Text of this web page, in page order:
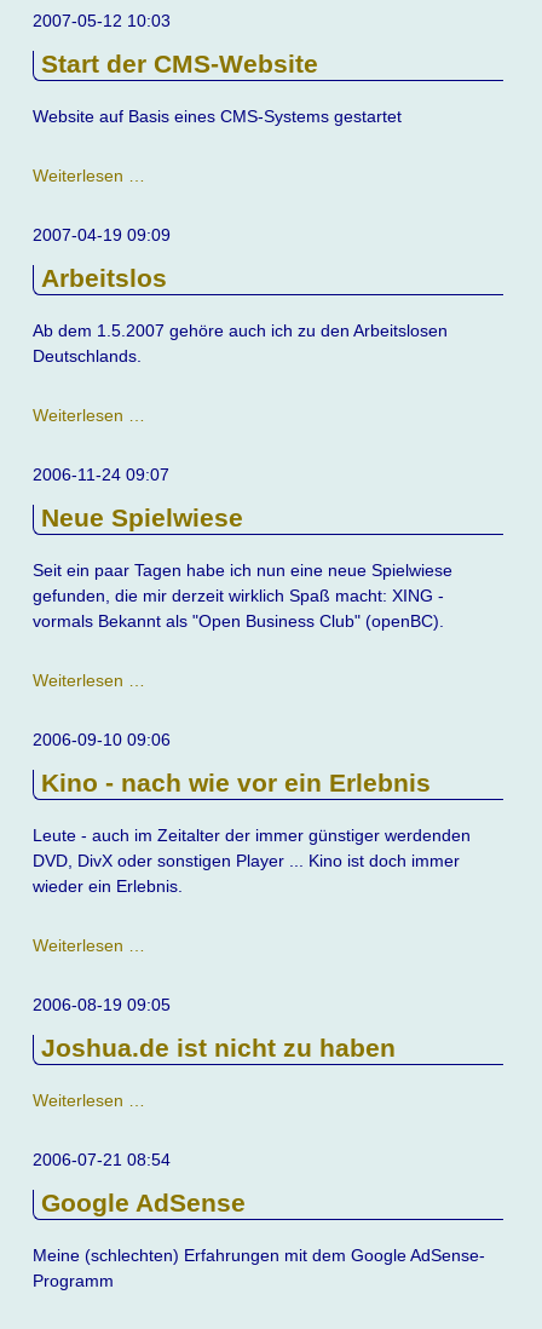
geht
!
2007-05-12 10:03
Start der CMS-Website
Website auf Basis eines CMS-Systems gestartet
Weiterlesen …
CMS-
2007-04-19 09:09
Arbeitslos
Ab dem 1.5.2007 gehöre auch ich zu den Arbeitslosen
Deutschlands.
Weiterlesen …
2006-11-24 09:07
Neue Spielwiese
Seit ein paar Tagen habe ich nun eine neue Spielwiese
gefunden, die mir derzeit wirklich Spaß macht: XING -
vormals Bekannt als "Open Business Club" (openBC).
Weiterlesen …
2006-09-10 09:06
Kino - nach wie vor ein Erlebnis
Leute - auch im Zeitalter der immer günstiger werdenden
DVD, DivX oder sonstigen Player ... Kino ist doch immer
wieder ein Erlebnis.
Weiterlesen …
nach
vor
ein
2006-08-19 09:05
Joshua.de ist nicht zu haben
Weiterlesen …
nicht
haben
2006-07-21 08:54
Google AdSense
Meine (schlechten) Erfahrungen mit dem Google AdSense-
Programm